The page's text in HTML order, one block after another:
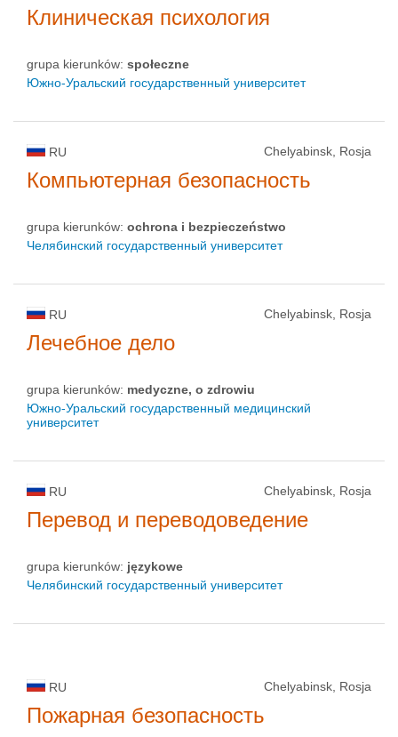
Клиническая психология
grupa kierunków: społeczne
Южно-Уральский государственный университет
RU Chelyabinsk, Rosja
Компьютерная безопасность
grupa kierunków: ochrona i bezpieczeństwo
Челябинский государственный университет
RU Chelyabinsk, Rosja
Лечебное дело
grupa kierunków: medyczne, o zdrowiu
Южно-Уральский государственный медицинский
университет
RU Chelyabinsk, Rosja
Перевод и переводоведение
grupa kierunków: językowe
Челябинский государственный университет
RU Chelyabinsk, Rosja
Пожарная безопасность